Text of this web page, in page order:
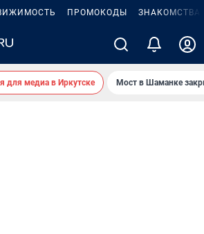
ПРОМОКОДЫ ЗНАКОМСТВА
для медиа в Иркутске Мост в Шаманке